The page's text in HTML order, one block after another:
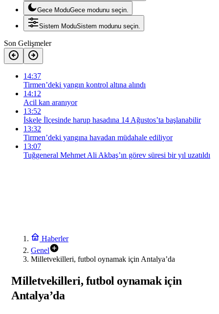
Gece ModuGece modunu seçin.
Sistem ModuSistem modunu seçin.
Son Gelişmeler
14:37
Tirmen’deki yangın kontrol altına alındı
14:12
Acil kan aranıyor
13:52
İskele İlçesinde harup hasadına 14 Ağustos’ta başlanabilir
13:32
Tirmen’deki yangına havadan müdahale ediliyor
13:07
Tuğgeneral Mehmet Ali Akbaş’ın görev süresi bir yıl uzatıldı
Haberler
Genel
Milletvekilleri, futbol oynamak için Antalya’da
Milletvekilleri, futbol oynamak için
Antalya’da